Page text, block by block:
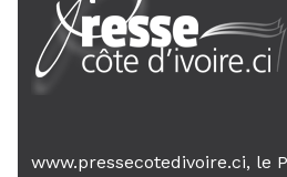
www.pressecotedivoire.ci, le